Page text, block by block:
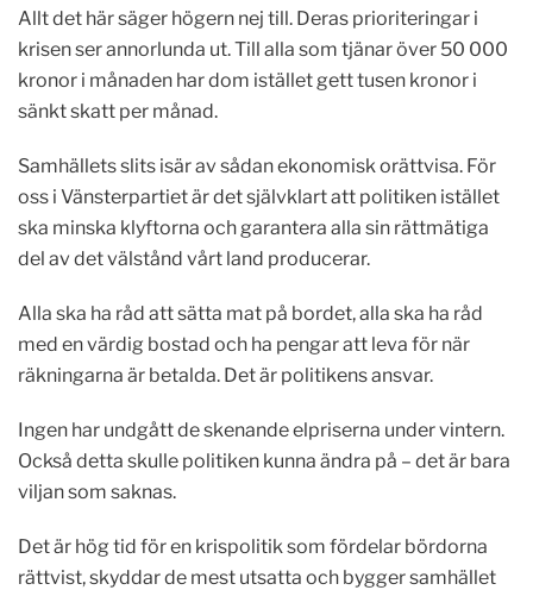
Allt det här säger högern nej till. Deras prioriteringar i
krisen ser annorlunda ut. Till alla som tjänar över 50 000
kronor i månaden har dom istället gett tusen kronor i
sänkt skatt per månad.
Samhällets slits isär av sådan ekonomisk orättvisa. För
oss i Vänsterpartiet är det självklart att politiken istället
ska minska klyftorna och garantera alla sin rättmätiga
del av det välstånd vårt land producerar.
Alla ska ha råd att sätta mat på bordet, alla ska ha råd
med en värdig bostad och ha pengar att leva för när
räkningarna är betalda. Det är politikens ansvar.
Ingen har undgått de skenande elpriserna under vintern.
Också detta skulle politiken kunna ändra på – det är bara
viljan som saknas.
Det är hög tid för en krispolitik som fördelar bördorna
rättvist, skyddar de mest utsatta och bygger samhället